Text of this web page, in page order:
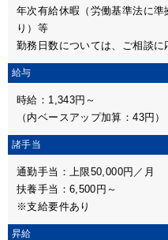
年次有給休暇（労働基準法に
り）等
勤務日数については、ご相談に
給与
時給：1,343円～
（内ベースアップ加算：43円）
諸手当
通勤手当：上限50,000円／月
扶養手当：6,500円～
※支給要件あり
昇給